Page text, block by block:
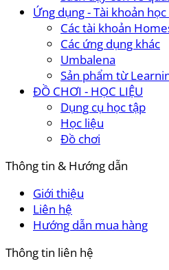
Ứng dụng - Tài khoản
Các tài khoản
Các ứng dụng khác
Umbalena
Sản phẩm từ
ĐỒ CHƠI - HỌC LIỆU
Dụng cụ học tập
Học liệu
Đồ chơi
Thông tin & Hướng dẫn
Giới thiệu
Liên hệ
Hướng dẫn mua hàng
Thông tin liên hệ